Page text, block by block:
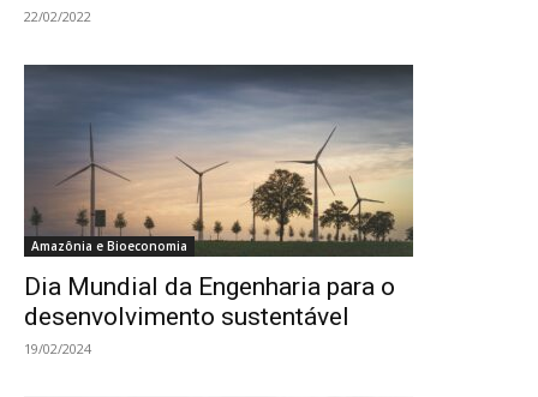
22/02/2022
Amazônia e Bioeconomia
Dia Mundial da Engenharia para o
desenvolvimento sustentável
19/02/2024